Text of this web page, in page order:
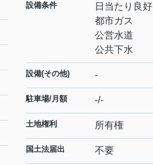
設備条件
日当たり良好
都市ガス
公営水道
公共下水
設備(その他) -
駐車場/月額 -/-
土地権利 所有権
国土法届出 不要